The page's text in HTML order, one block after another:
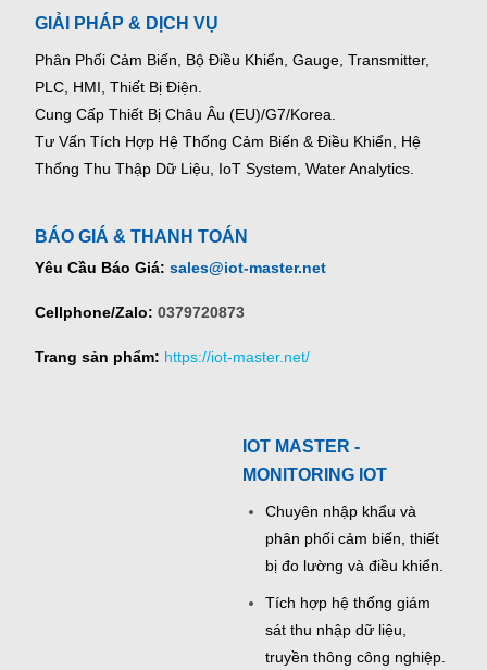
GIẢI PHÁP & DỊCH VỤ
Phân Phối Cảm Biến, Bộ Điều Khiển, Gauge, Transmitter,
PLC, HMI, Thiết Bị Điện.
Cung Cấp Thiết Bị Châu Âu (EU)/G7/Korea.
Tư Vấn Tích Hợp Hệ Thống Cảm Biến & Điều Khiển, Hệ
Thống Thu Thập Dữ Liệu, IoT System, Water Analytics.
BÁO GIÁ & THANH TOÁN
Yêu Cầu Báo Giá: sales@iot-master.net
Cellphone/Zalo: 0379720873
Trang sản phẩm: https://iot-master.net/
IOT MASTER -
MONITORING IOT
Chuyên nhập khẩu và
phân phối cảm biến, thiết
bị đo lường và điều khiển.
Tích hợp hệ thống giám
sát thu nhập dữ liệu,
truyền thông công nghiệp.